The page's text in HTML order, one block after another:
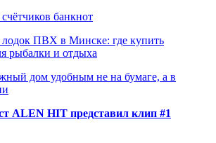
банкнот
лодок ПВХ в Минске: где купить
рыбалки и отдыха
дом удобным не на бумаге, а в
ALEN HIT представил клип #1